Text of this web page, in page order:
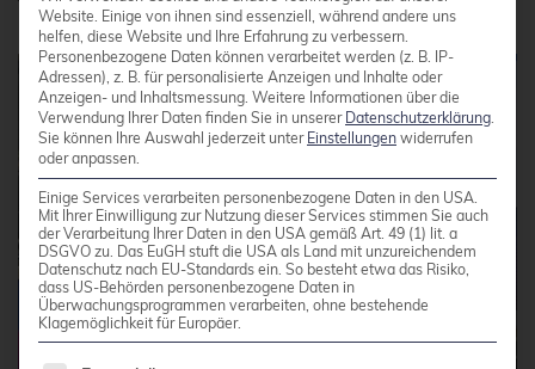
Website. Einige von ihnen sind essenziell, während andere uns
helfen, diese Website und Ihre Erfahrung zu verbessern.
Personenbezogene Daten können verarbeitet werden (z. B. IP-
Adressen), z. B. für personalisierte Anzeigen und Inhalte oder
Anzeigen- und Inhaltsmessung. Weitere Informationen über die
Verwendung Ihrer Daten finden Sie in unserer Datenschutzerklärung
Sie können Ihre Auswahl jederzeit unter Einstellungen widerrufen
oder anpassen.
Einige Services verarbeiten personenbezogene Daten in den USA.
Mit Ihrer Einwilligung zur Nutzung dieser Services stimmen Sie auch
der Verarbeitung Ihrer Daten in den USA gemäß Art. 49 (1) lit. a
DSGVO zu. Das EuGH stuft die USA als Land mit unzureichendem
Datenschutz nach EU-Standards ein. So besteht etwa das Risiko,
dass US-Behörden personenbezogene Daten in
Überwachungsprogrammen verarbeiten, ohne bestehende
Klagemöglichkeit für Europäer.